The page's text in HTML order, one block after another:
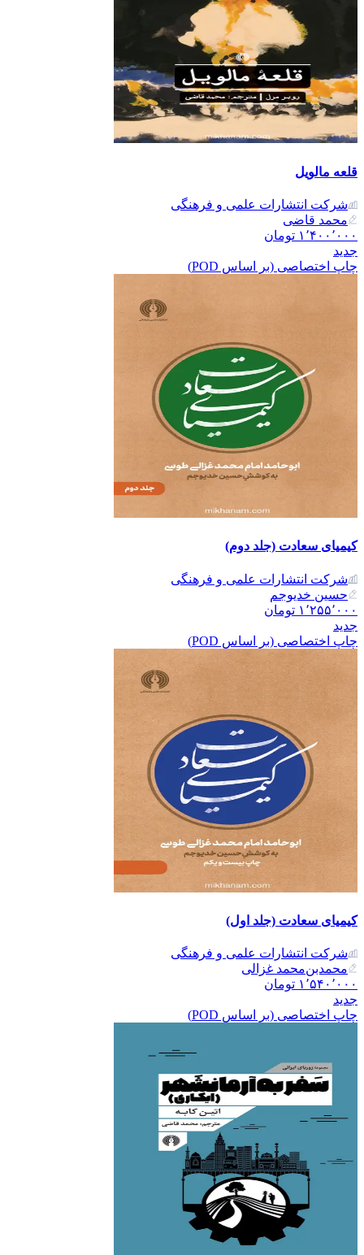
قلعه مالویل
شرکت انتشارات علمی و فرهنگی
محمد قاضی
۱٬۴۰۰٬۰۰۰ تومان
جدید
چاپ اختصاصی (بر اساس POD)
کیمیای سعادت (جلد دوم)
شرکت انتشارات علمی و فرهنگی
حسین خدیوجم
۱٬۲۵۵٬۰۰۰ تومان
جدید
چاپ اختصاصی (بر اساس POD)
کیمیای سعادت (جلد اول)
شرکت انتشارات علمی و فرهنگی
محمدبن‌محمد غزالی
۱٬۵۴۰٬۰۰۰ تومان
جدید
چاپ اختصاصی (بر اساس POD)